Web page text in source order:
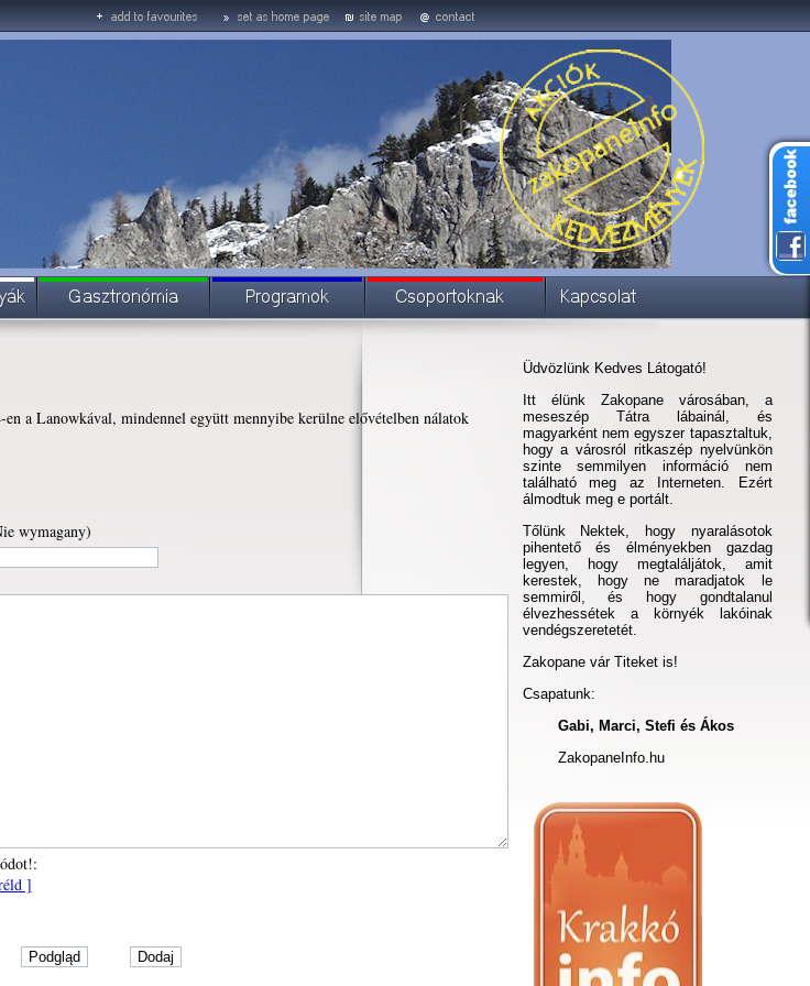
a Lanowkával, mindennel együtt mennyibe kerülne elővételben nálatok
wymagany)
]
Üdvözlünk Kedves Látogató!
Itt élünk Zakopane városában, a
meseszép Tátra lábainál, és
magyarként nem egyszer tapasztaltuk,
hogy a városról ritkaszép nyelvünkön
szinte semmilyen információ nem
található meg az Interneten. Ezért
álmodtuk meg e portált.
Tőlünk Nektek, hogy nyaralásotok
pihentető és élményekben gazdag
legyen, hogy megtaláljátok, amit
kerestek, hogy ne maradjatok le
semmiről, és hogy gondtalanul
élvezhessétek a környék lakóinak
vendégszeretetét.
Zakopane vár Titeket is!
Csapatunk:
Gabi, Marci, Stefi és Ákos
ZakopaneInfo.hu